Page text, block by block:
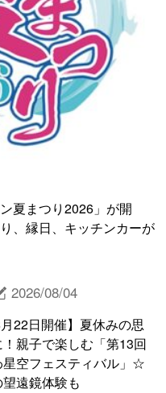
夏まつり2026」が開
、縁日、キッチンカーが
2026/08/04
月22日開催】夏休みの思
親子で楽しむ「第13回
星空フェスティバル」☆
遠鏡体験も